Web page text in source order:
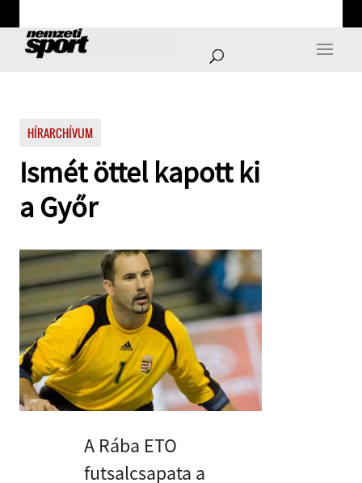
HÍRARCHÍVUM
Ismét öttel kapott ki
a Győr
A Rába ETO
futsalcsapata a